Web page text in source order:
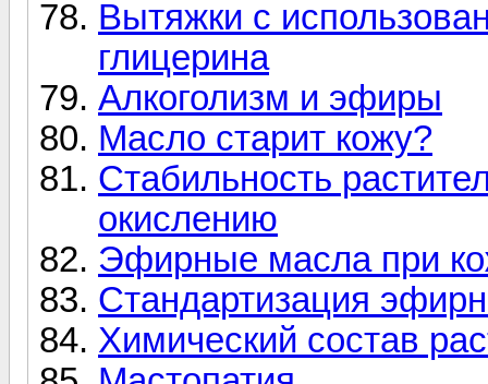
Вытяжки с
глицерина
Алкоголизм и эфиры
Масло старит кожу?
Стабильность
окислению
Эфирные масла при
Стандартизация
Химический состав